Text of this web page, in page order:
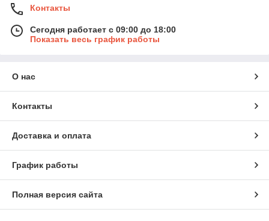
Контакты
Сегодня работает с 09:00 до 18:00
Показать весь график работы
О нас
Контакты
Доставка и оплата
График работы
Полная версия сайта